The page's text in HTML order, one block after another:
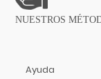
NUESTROS
Ayuda